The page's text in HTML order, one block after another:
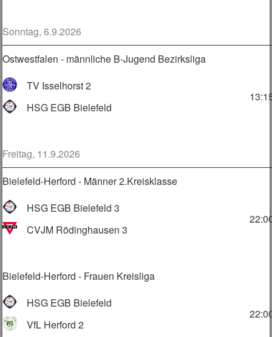
Sonntag, 6.9.2026
Ostwestfalen - männliche B-Jugend Bezirksliga
TV Isselhorst 2
HSG EGB Bielefeld
Freitag, 11.9.2026
Bielefeld-Herford - Männer 2.Kreisklasse
HSG EGB Bielefeld 3
CVJM Rödinghausen 3
Bielefeld-Herford - Frauen Kreisliga
HSG EGB Bielefeld
VfL Herford 2